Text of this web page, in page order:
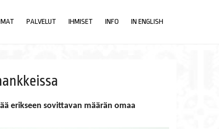
PALVELUT IHMISET INFO IN ENGLISH
erikseen sovittavan määrän omaa